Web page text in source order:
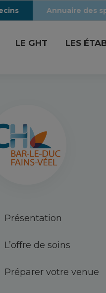
Annuaire des
LE GHT LES
Présentation
L’offre de soins
Préparer votre venue